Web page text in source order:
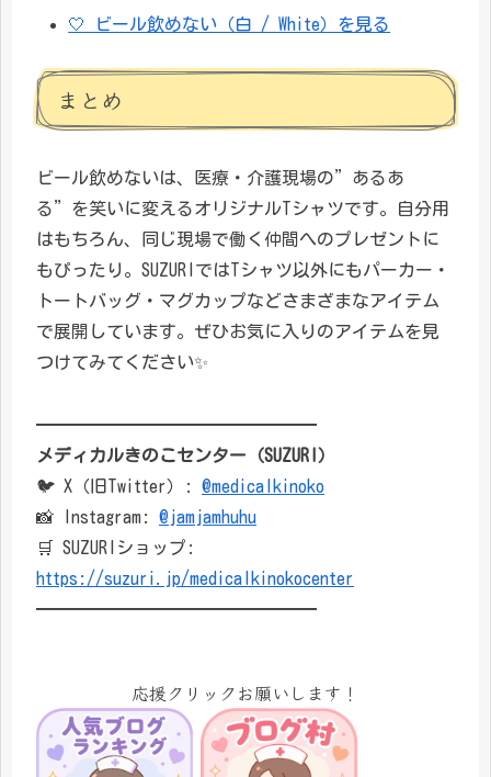
🤍 ビール飲めない（白 / White）を見る
まとめ
ビール飲めないは、医療・介護現場の”あるあ
る”を笑いに変えるオリジナルTシャツです。自分用
はもちろん、同じ現場で働く仲間へのプレゼントに
もぴったり。SUZURIではTシャツ以外にもパーカー・
トートバッグ・マグカップなどさまざまなアイテム
で展開しています。ぜひお気に入りのアイテムを見
つけてみてください✨
━━━━━━━━━━━━━━━━
メディカルきのこセンター（SUZURI）
🐦 X（旧Twitter）: @medicalkinoko
📸 Instagram: @jamjamhuhu
🛒 SUZURIショップ:
https://suzuri.jp/medicalkinokocenter
━━━━━━━━━━━━━━━━
応援クリックお願いします！